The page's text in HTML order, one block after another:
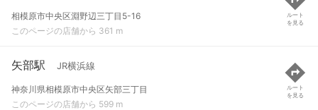
相模原市中央区淵野辺三丁目5-16
このページの店舗から 361 m
ルート
を見る
矢部駅 JR横浜線
神奈川県相模原市中央区矢部三丁目
このページの店舗から 599 m
ルート
を見る